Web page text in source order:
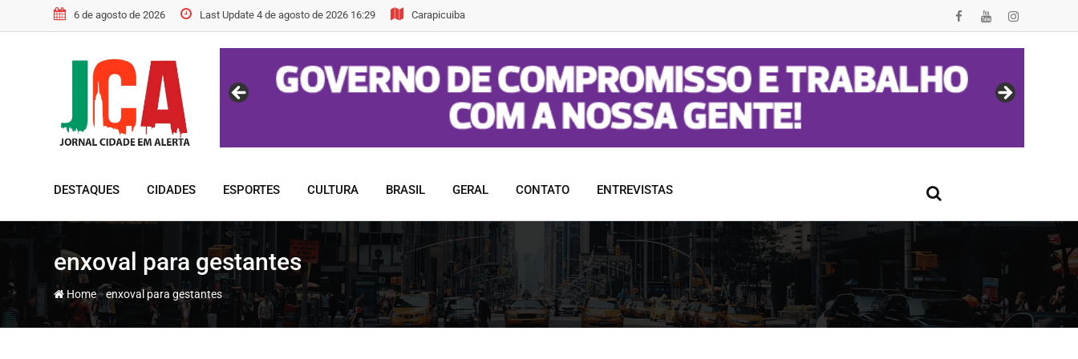
to
6 de agosto de 2026 Last Update 4 de agosto de 2026 16:29 Carapicuiba
DESTAQUES CIDADES ESPORTES CULTURA BRASIL GERAL CONTATO ENTREVISTAS
enxoval para gestantes
Home-enxoval para gestantes